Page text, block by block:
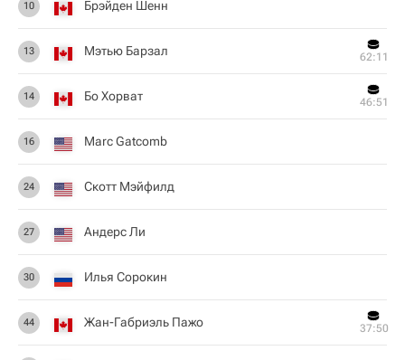
10 Брэйден Шенн
13 Мэтью Барзал 62:11
14 Бо Хорват 46:51
16 Marc Gatcomb
24 Скотт Мэйфилд
27 Андерс Ли
30 Илья Сорокин
44 Жан-Габриэль Пажо 37:50